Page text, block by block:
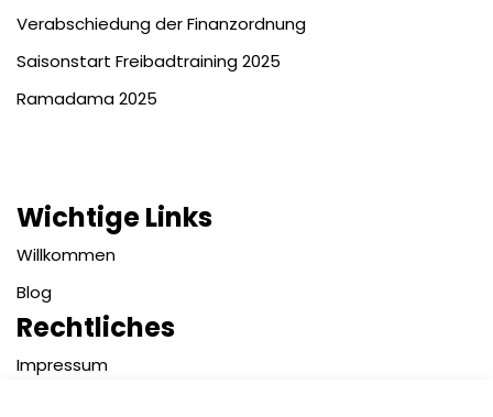
Verabschiedung der Finanzordnung
Saisonstart Freibadtraining 2025
Ramadama 2025
Wichtige Links
Willkommen
Blog
Rechtliches
Impressum